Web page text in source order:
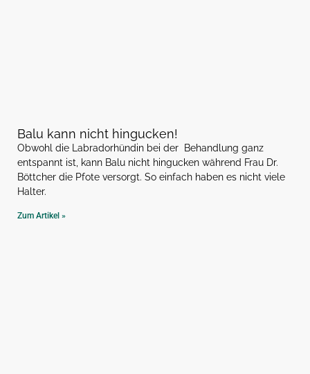
Balu kann nicht hingucken!
Obwohl die Labradorhündin bei der Behandlung ganz
entspannt ist, kann Balu nicht hingucken während Frau Dr.
Böttcher die Pfote versorgt. So einfach haben es nicht viele
Halter.
Zum Artikel »